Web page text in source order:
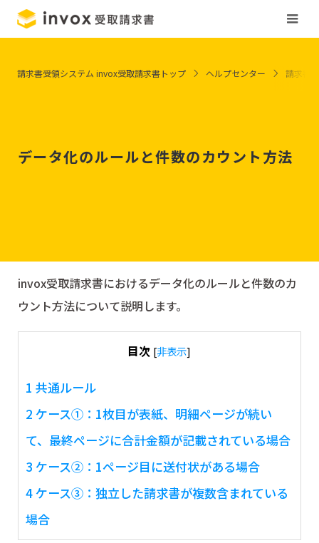
データ化のルールと件数のカウント方法
請求書受領システム invox受取請求書トップ ヘルプセンター 請求書
invox受取請求書におけるデータ化のルールと件数のカ
ウント方法について説明します。
目次 [非表示]
1 共通ルール
2 ケース①：1枚目が表紙、明細ページが続い
て、最終ページに合計金額が記載されている場合
3 ケース②：1ページ目に送付状がある場合
4ケース③：独立した請求書が複数含まれている
場合